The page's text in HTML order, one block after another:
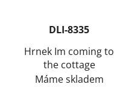
DLI-8335
Hrnek Im coming to
the cottage
Máme skladem